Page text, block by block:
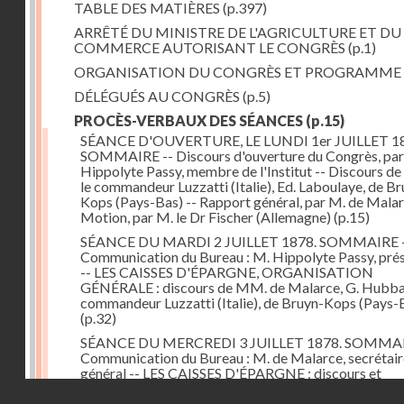
TABLE DES MATIÈRES (p.397)
ARRÊTÉ DU MINISTRE DE L'AGRICULTURE ET DU
COMMERCE AUTORISANT LE CONGRÈS (p.1)
ORGANISATION DU CONGRÈS ET PROGRAMME
DÉLÉGUÉS AU CONGRÈS (p.5)
PROCÈS-VERBAUX DES SÉANCES (p.15)
SÉANCE D'OUVERTURE, LE LUNDI 1er JUILLET
SOMMAIRE -- Discours d'ouverture du Congrès,
Hippolyte Passy, membre de l'Institut -- Discours
le commandeur Luzzatti (Italie), Ed. Laboulaye, de
Kops (Pays-Bas) -- Rapport général, par M. de
Motion, par M. le Dr Fischer (Allemagne) (p.15)
SÉANCE DU MARDI 2 JUILLET 1878. SOMMAIRE
Communication du Bureau : M. Hippolyte Passy,
-- LES CAISSES D'ÉPARGNE, ORGANISATION
GÉNÉRALE : discours de MM. de Malarce, G.
commandeur Luzzatti (Italie), de Bruyn-Kops (Pays-
(p.32)
SÉANCE DU MERCREDI 3 JUILLET 1878.
Communication du Bureau : M. de Malarce,
général -- LES CAISSES D'ÉPARGNE : discours et